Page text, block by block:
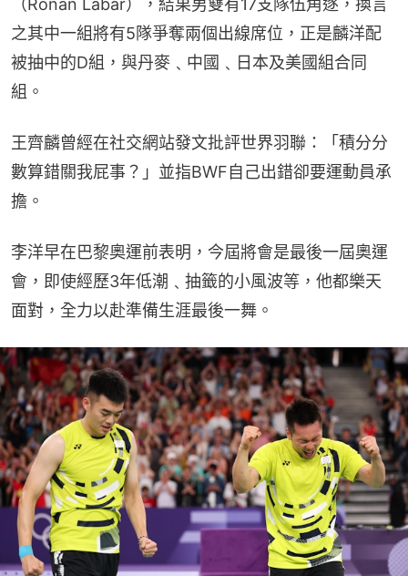
（Ronan Labar），結果男雙有17支隊伍角逐，換言
之其中一組將有5隊爭奪兩個出線席位，正是麟洋配
被抽中的D組，與丹麥﹑中國﹑日本及美國組合同
組。
王齊麟曾經在社交網站發文批評世界羽聯：「積分分
數算錯關我屁事？」並指BWF自己出錯卻要運動員承
擔。
李洋早在巴黎奧運前表明，今屆將會是最後一屆奧運
會，即使經歷3年低潮﹑抽籤的小風波等，他都樂天
面對，全力以赴準備生涯最後一舞。